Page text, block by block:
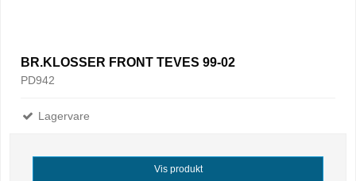
BR.KLOSSER FRONT TEVES 99-02
PD942
Lagervare
Vis produkt